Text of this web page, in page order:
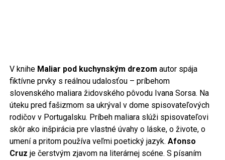
V knihe Maliar pod kuchynským drezom autor spája
fiktívne prvky s reálnou udalosťou – príbehom
slovenského maliara židovského pôvodu Ivana Sorsa. Na
úteku pred fašizmom sa ukrýval v dome spisovateľových
rodičov v Portugalsku. Príbeh maliara slúži spisovateľovi
skôr ako inšpirácia pre vlastné úvahy o láske, o živote, o
umení a pritom používa veľmi poetický jazyk. Afonso
Cruz je čerstvým zjavom na literárnej scéne. S písaním